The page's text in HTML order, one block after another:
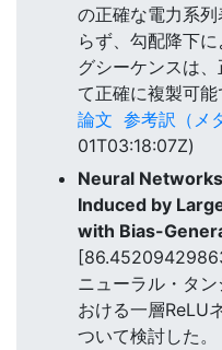
の正確な電力系
らず、勾配降下
グシーケンスは
て正確に複製可能
論文 参考訳（メ
01T03:18:07Z)
Neural
Induced by
with Bias-
ニューラル・タ
おける一層ReLU
ついて検討した